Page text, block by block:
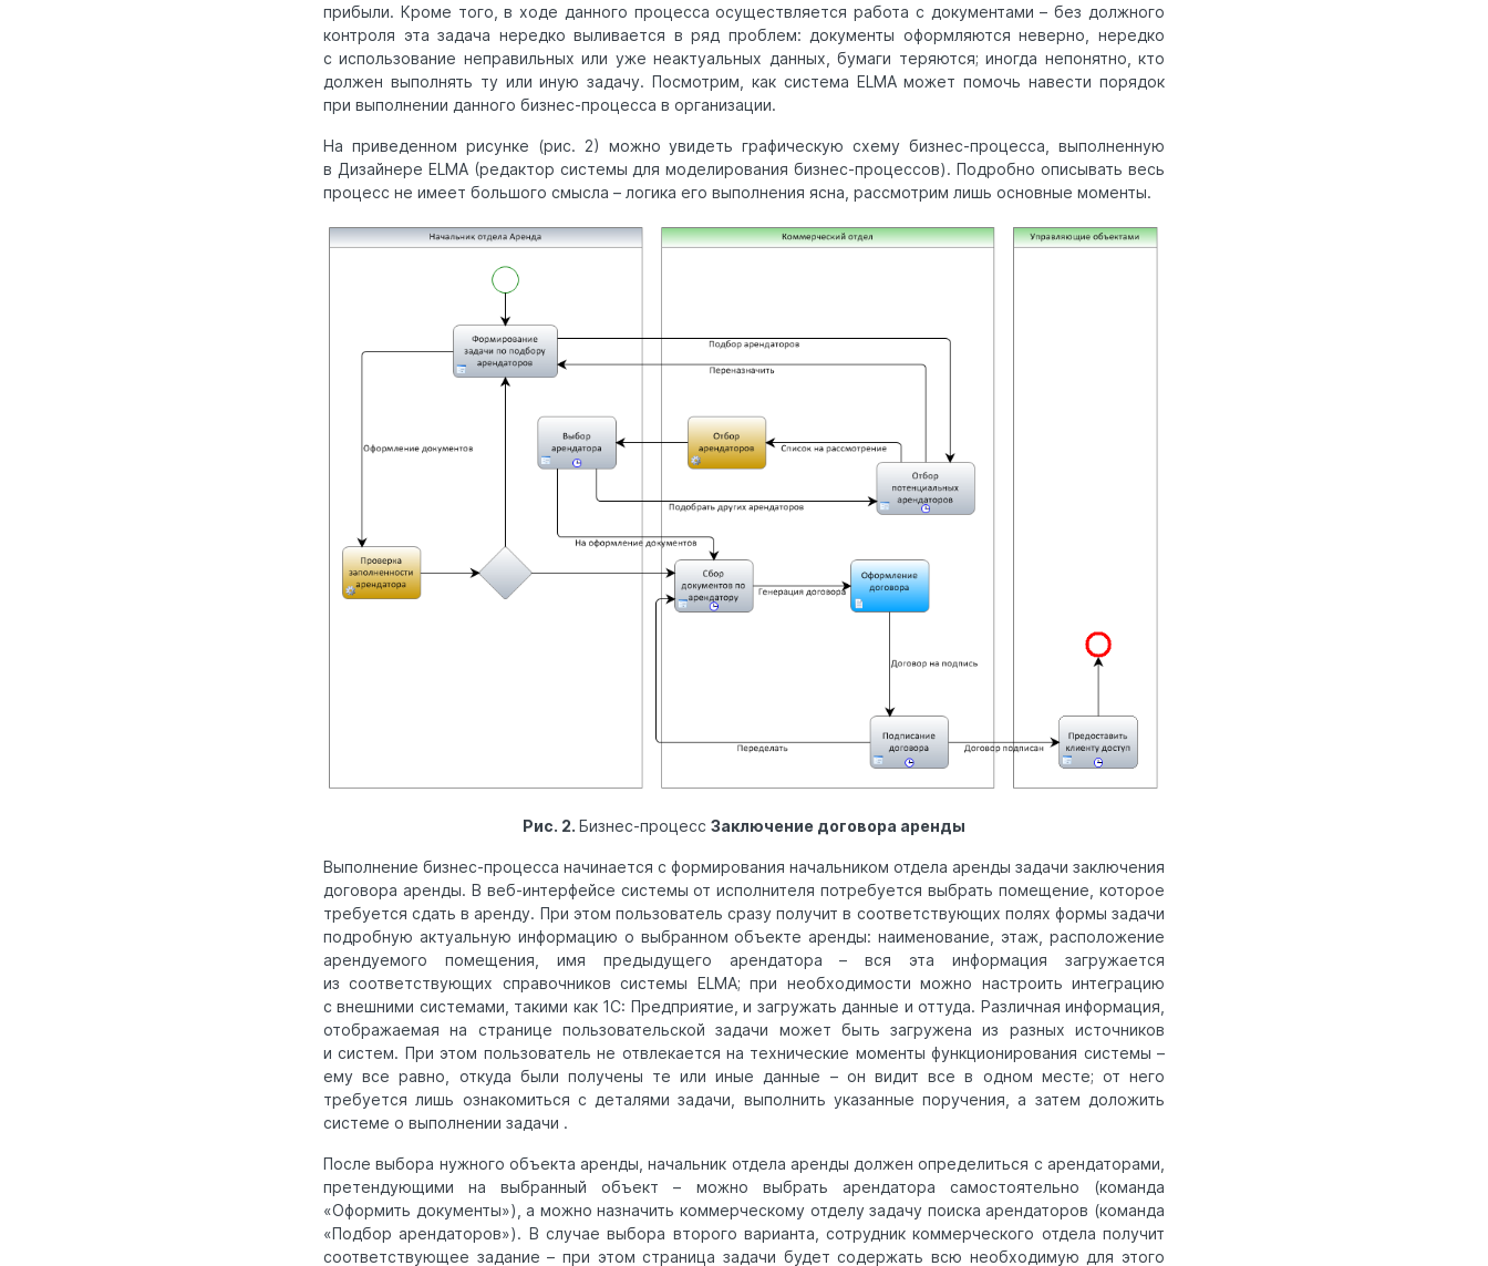
прибыли. Кроме того, в ходе данного процесса осуществляется работа с документами – без должного
контроля эта задача нередко выливается в ряд проблем: документы оформляются неверно, нередко
с использование неправильных или уже неактуальных данных, бумаги теряются; иногда непонятно, кто
должен выполнять ту или иную задачу. Посмотрим, как система ELMA может помочь навести порядок
при выполнении данного бизнес-процесса в организации.
На приведенном рисунке (рис. 2) можно увидеть графическую схему бизнес-процесса, выполненную
в Дизайнере ELMA (редактор системы для моделирования бизнес-процессов). Подробно описывать весь
процесс не имеет большого смысла – логика его выполнения ясна, рассмотрим лишь основные моменты.
Рис. 2. Бизнес-процесс Заключение договора аренды
Выполнение бизнес-процесса начинается с формирования начальником отдела аренды задачи заключения
договора аренды. В веб-интерфейсе системы от исполнителя потребуется выбрать помещение, которое
требуется сдать в аренду. При этом пользователь сразу получит в соответствующих полях формы задачи
подробную актуальную информацию о выбранном объекте аренды: наименование, этаж, расположение
арендуемого помещения, имя предыдущего арендатора – вся эта информация загружается
из соответствующих справочников системы ELMA; при необходимости можно настроить интеграцию
с внешними системами, такими как 1С: Предприятие, и загружать данные и оттуда. Различная информация,
отображаемая на странице пользовательской задачи может быть загружена из разных источников
и систем. При этом пользователь не отвлекается на технические моменты функционирования системы –
ему все равно, откуда были получены те или иные данные – он видит все в одном месте; от него
требуется лишь ознакомиться с деталями задачи, выполнить указанные поручения, а затем доложить
системе о выполнении задачи .
После выбора нужного объекта аренды, начальник отдела аренды должен определиться с арендаторами,
претендующими на выбранный объект – можно выбрать арендатора самостоятельно (команда
«Оформить документы»), а можно назначить коммерческому отделу задачу поиска арендаторов (команда
«Подбор арендаторов»). В случае выбора второго варианта, сотрудник коммерческого отдела получит
соответствующее задание – при этом страница задачи будет содержать всю необходимую для этого